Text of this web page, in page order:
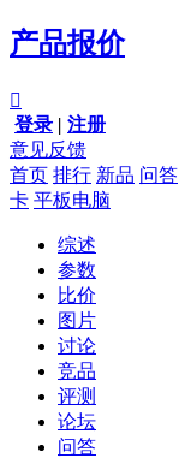
产品报价

登录 | 注册
意见反馈
首页 排行 新品 问答
卡 平板电脑
综述
参数
比价
图片
讨论
竞品
评测
论坛
问答